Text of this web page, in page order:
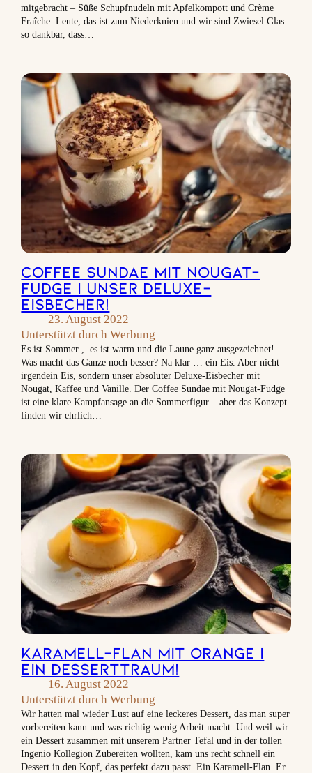
mitgebracht – Süße Schupfnudeln mit Apfelkompott und Crème
Fraîche. Leute, das ist zum Niederknien und wir sind Zwiesel Glas
so dankbar, dass…
Coffee Sundae mit Nougat-
Fudge | Unser Deluxe-
Eisbecher!
23. August 2022
Unterstützt durch Werbung
Es ist Sommer , es ist warm und die Laune ganz ausgezeichnet!
Was macht das Ganze noch besser? Na klar … ein Eis. Aber nicht
irgendein Eis, sondern unser absoluter Deluxe-Eisbecher mit
Nougat, Kaffee und Vanille. Der Coffee Sundae mit Nougat-Fudge
ist eine klare Kampfansage an die Sommerfigur – aber das Konzept
finden wir ehrlich…
Karamell-Flan mit Orange |
Ein Desserttraum!
16. August 2022
Unterstützt durch Werbung
Wir hatten mal wieder Lust auf eine leckeres Dessert, das man super
vorbereiten kann und was richtig wenig Arbeit macht. Und weil wir
ein Dessert zusammen mit unserem Partner Tefal und in der tollen
Ingenio Kollegion Zubereiten wollten, kam uns recht schnell ein
Dessert in den Kopf, das perfekt dazu passt. Ein Karamell-Flan. Er